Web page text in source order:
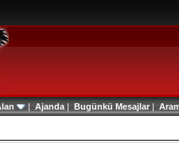
| Ajanda | Bugünkü Mesajlar|